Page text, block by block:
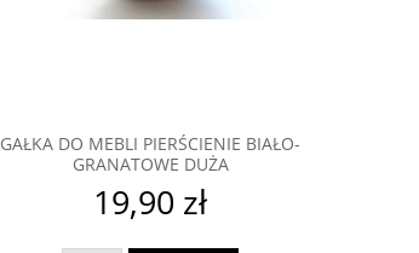
GAŁKA DO MEBLI PIERŚCIENIE BIAŁO-
GRANATOWE DUŻA
19,90 zł